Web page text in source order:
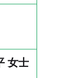
女士